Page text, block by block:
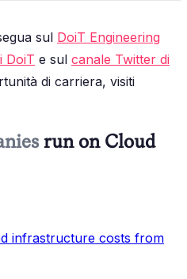
sul DoiT Engineering
DoiT e sul canale Twitter di
di carriera, visiti
run on Cloud
infrastructure costs from